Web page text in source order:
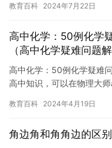
怎…
教育百科 2024年7月22日
高中化学：50例化学
（高中化学疑难问题解
高中化学：50例化学疑难
高中知识，可以在物理大
教育百科 2024年4月19日
角边角和角角边的区别